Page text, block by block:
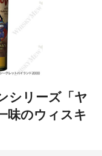
シリーズ「ヤ
味のウィスキ